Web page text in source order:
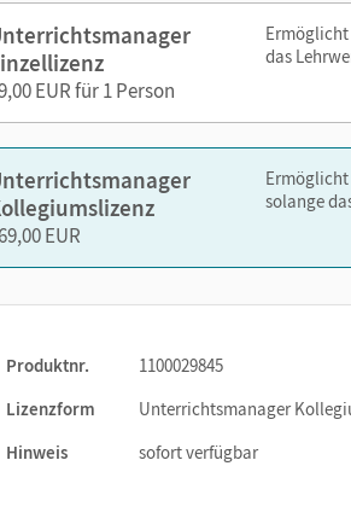
Digital quiz, Digital checkpoint)
Transkripten
Vocabulary Action Sheets (VAS)
Handreichungen, Audios und
5
direkt bei unserem Partnerphase6
dank integriertem KI-
inklusive Lösungen
EUR für 1 Person
Ermöglicht
das
EUR
Ermöglicht
solange
Produktnr.
1100029845
Lizenzform
Unterrichtsmanager
Hinweis
sofort verfügbar